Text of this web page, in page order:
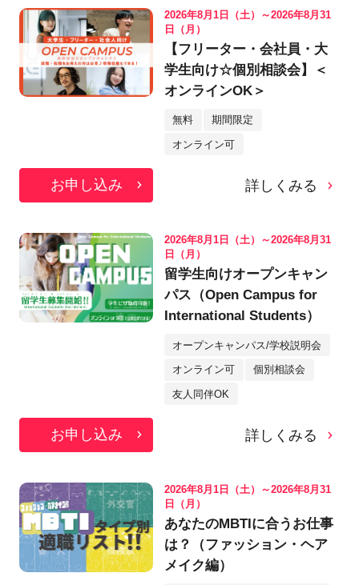
2026年8月1日（土）～2026年8月31
日（月）
【フリーター・会社員・大
学生向け☆個別相談会】＜
オンラインOK＞
無料 期間限定
オンライン可
お申し込み 詳しくみる
2026年8月1日（土）～2026年8月31
日（月）
留学生向けオープンキャン
パス（Open Campus for
International Students）
オープンキャンパス/学校説明会
オンライン可 個別相談会
友人同伴OK
お申し込み 詳しくみる
2026年8月1日（土）～2026年8月31
日（月）
あなたのMBTIに合うお仕事
は？（ファッション・ヘア
メイク編）